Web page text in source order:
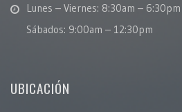
Lunes – Viernes: 8:30am – 6:30pm
Sábados: 9:00am – 12:30pm
UBICACIÓN